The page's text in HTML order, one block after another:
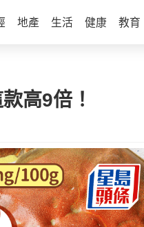
地產 生活 健康 教育
高9倍！